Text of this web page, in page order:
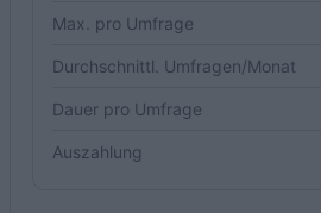
Max. pro Umfrage
Durchschnittl. Umfragen/Monat
Dauer pro Umfrage
Auszahlung